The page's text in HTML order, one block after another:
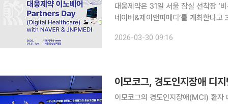
대웅제약은 31일 서울 잠실 선착장 ‘
네이버&제이앤피메디’를 개최한다고 30일 밝혔다. 이번 행사는 대웅제
외부 시장에 공개하는 자리다. 단순한
2026-03-30 09:16
이모코그, 경도인지장애 디
이모코그의 경도인지장애(MCI) 환